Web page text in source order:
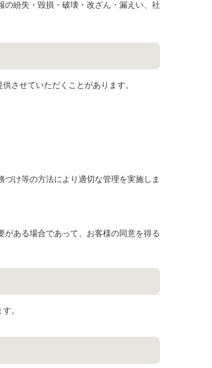
紛失・毀損・破壊・改ざん・漏えい、社
させていただくことがあります。
け等の方法により適切な管理を実施しま
ある場合であって、お客様の同意を得る
。